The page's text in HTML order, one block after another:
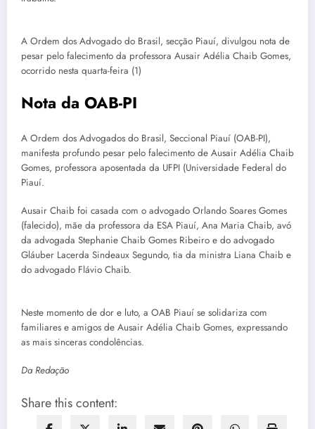
A Ordem dos Advogado do Brasil, secção Piauí, divulgou nota de
pesar pelo falecimento da professora Ausair Adélia Chaib Gomes,
ocorrido nesta quarta-feira (1)
Nota da OAB-PI
A Ordem dos Advogados do Brasil, Seccional Piauí (OAB-PI),
manifesta profundo pesar pelo falecimento de Ausair Adélia Chaib
Gomes, professora aposentada da UFPI (Universidade Federal do
Piauí.
Ausair Chaib foi casada com o advogado Orlando Soares Gomes
(falecido), mãe da professora da ESA Piauí, Ana Maria Chaib, avó
da advogada Stephanie Chaib Gomes Ribeiro e do advogado
Gláuber Lacerda Sindeaux Segundo, tia da ministra Liana Chaib e
do advogado Flávio Chaib.
Neste momento de dor e luto, a OAB Piauí se solidariza com
familiares e amigos de Ausair Adélia Chaib Gomes, expressando
as mais sinceras condolências.
Da Redação
Share this content: